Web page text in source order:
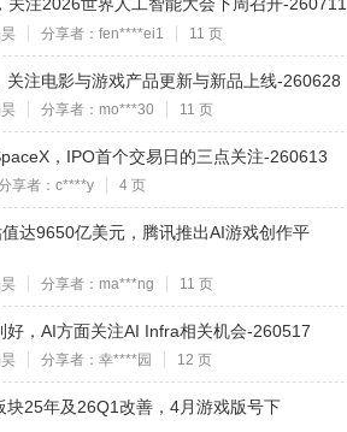
注2026世界人工智能大会下周召开-260711
分享者：fen****ei1 11 页
注电影与游戏产品更新与新品上线-260628
分享者：mo***30 11 页
，IPO首个交易日的三点关注-260613
享者：c****y 4 页
达9650亿美元，腾讯推出AI游戏创作平
分享者：ma***ng 11 页
，AI方面关注AI Infra相关机会-260517
分享者：幸****园 12 页
25年及26Q1改善，4月游戏版号下